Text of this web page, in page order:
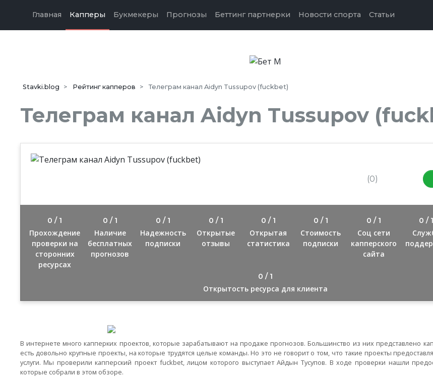
Главная Капперы Букмекеры Прогнозы Беттинг партнерки Новости спорта Статьи
Stavki.blog Рейтинг капперов Телеграм канал Aidyn Tussupov (fuckbet)
Телеграм канал Aidyn Tussupov
(0)
0 / 1
Прохождение
проверки на
сторонних
ресурсах
0 / 1
Наличие
бесплатных
прогнозов
0 / 1
Надежность
подписки
0 / 1
Открытые
отзывы
0 / 1
Открытая
статистика
0 / 1
Стоимость
подписки
0 / 1
Соц сети
капперского
сайта
0 / 1
0 / 1
Открытость ресурса для клиента
В интернете много капперких проектов, которые зарабатывают на продаже прогнозов. Большинство из них представлено
есть довольно крупные проекты, на которые трудятся целые команды. Но это не говорит о том, что такие проекты
услуги. Мы проверили капперский проект fuckbet, лицом которого выступает Айдын Тусупов. В ходе проверки нашли
которые собрали в этом обзоре.